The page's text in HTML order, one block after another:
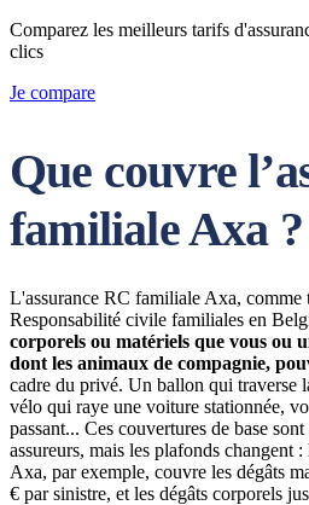
Comparez les meilleurs tarifs
clics
Je compare
Que couvre
familiale Axa ?
L'assurance RC familiale Axa, comme
Responsabilité civile familiales en
corporels ou matériels que vous ou
dont les animaux de compagnie,
cadre du privé. Un ballon qui traverse
vélo qui raye une voiture stationnée,
passant... Ces couvertures de base
assureurs, mais les plafonds changent
Axa, par exemple, couvre les dégâts
€ par sinistre, et les dégâts corporels